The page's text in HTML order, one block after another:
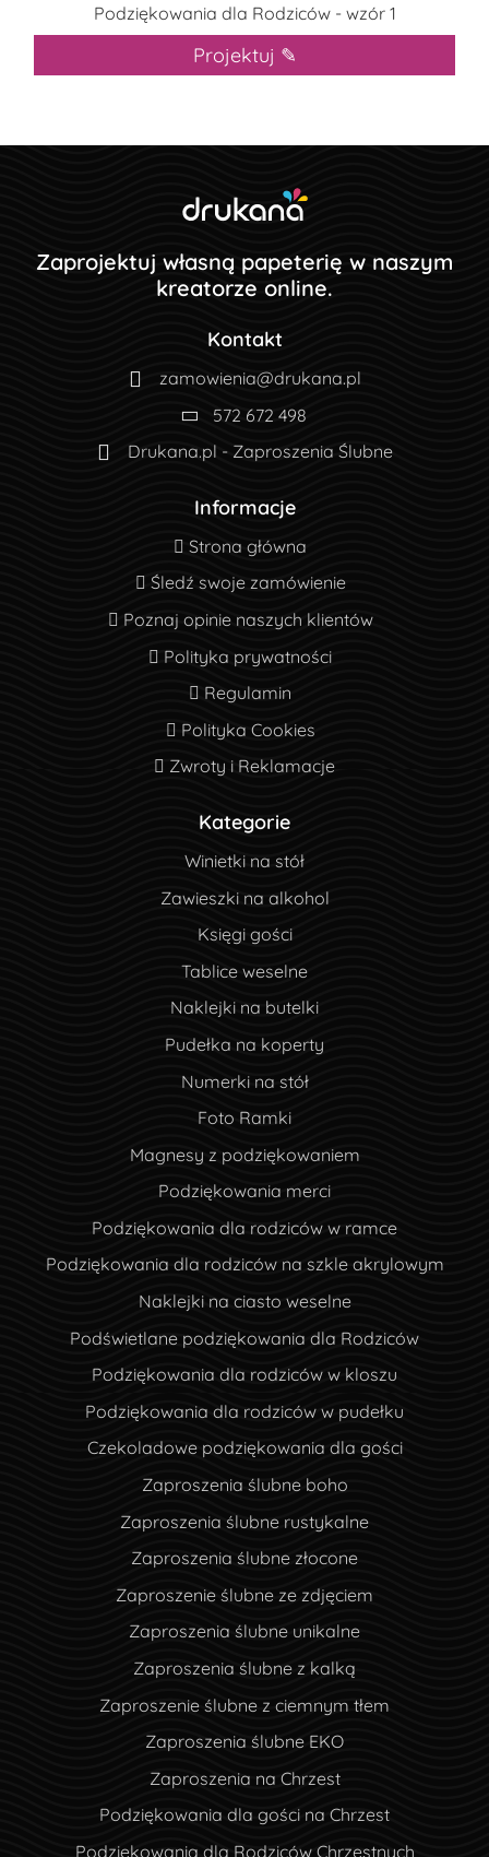
Podziękowania dla Rodziców - wzór 1
Projektuj ✎
Zaprojektuj własną papeterię w naszym
kreatorze online.
Kontakt
zamowienia@drukana.pl
572 672 498
Drukana.pl - Zaproszenia Ślubne
Informacje
Strona główna
Strona główna
Śledź swoje zamówienie
Śledź swoje zamówienie
Poznaj opinie naszych klientów
Poznaj opinie naszych klientów
Polityka prywatności
Polityka prywatności
Regulamin
Regulamin
Polityka Cookies
Polityka Cookies
Zwroty i Reklamacje
Zwroty i Reklamacje
Kategorie
Winietki na stół
Zawieszki na alkohol
Księgi gości
Tablice weselne
Naklejki na butelki
Pudełka na koperty
Numerki na stół
Foto Ramki
Magnesy z podziękowaniem
Podziękowania merci
Podziękowania dla rodziców w ramce
Podziękowania dla rodziców na szkle akrylowym
Naklejki na ciasto weselne
Podświetlane podziękowania dla Rodziców
Podziękowania dla rodziców w kloszu
Podziękowania dla rodziców w pudełku
Czekoladowe podziękowania dla gości
Zaproszenia ślubne boho
Zaproszenia ślubne rustykalne
Zaproszenia ślubne złocone
Zaproszenie ślubne ze zdjęciem
Zaproszenia ślubne unikalne
Zaproszenia ślubne z kalką
Zaproszenie ślubne z ciemnym tłem
Zaproszenia ślubne EKO
Zaproszenia na Chrzest
Podziękowania dla gości na Chrzest
Podziękowania dla Rodziców Chrzestnych